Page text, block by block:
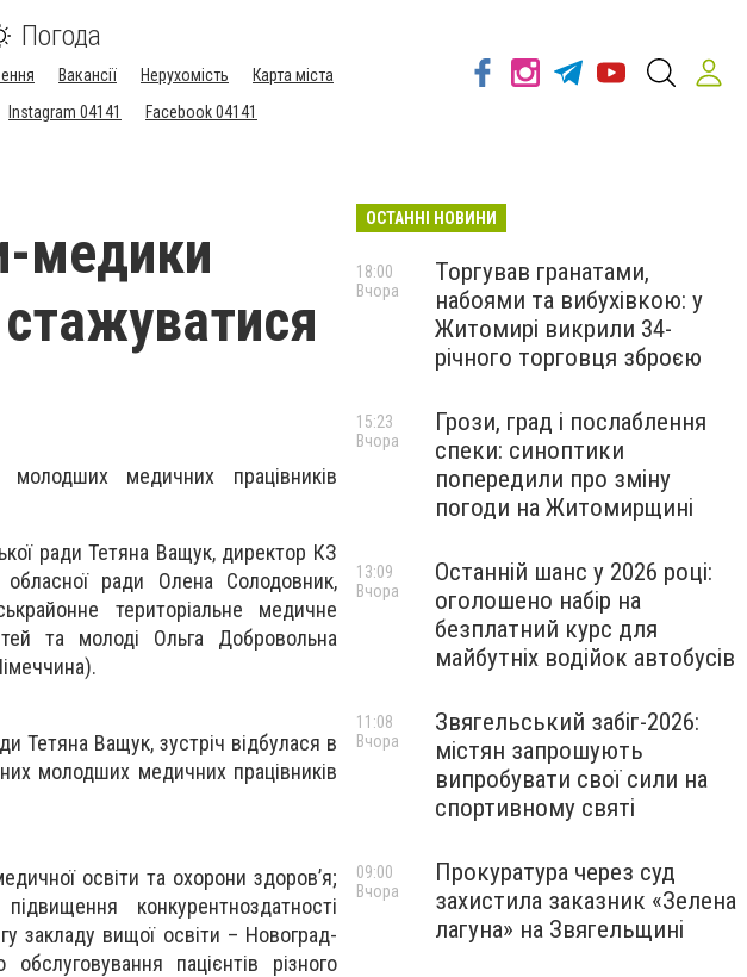
Погода
Вакансії Нерухомість
Карта міста
Instagram 04141 Facebook 04141
медики
молодших медичних працівників
ради Тетяна Ващук, директор КЗ
ради Олена Солодовник,
територіальне медичне
та молоді Ольга Добровольна
Тетяна Ващук, зустріч відбулася в
молодших медичних працівників
освіти та охорони здоров’я;
конкурентноздатності
закладу вищої освіти – Новоград-
пацієнтів різного
ОСТАННІ НОВИНИ
Торгував гранатами,
набоями та вибухівкою: у
Житомирі викрили 34-
річного торговця зброєю
18:00
Вчора
Грози, град і послаблення
спеки: синоптики
попередили про зміну
погоди на Житомирщині
15:23
Вчора
Останній шанс у 2026 році:
оголошено набір на
безплатний курс для
майбутніх водійок автобусів
13:09
Вчора
Звягельський забіг-2026:
містян запрошують
випробувати свої сили на
спортивному святі
11:08
Вчора
Прокуратура через суд
захистила заказник «Зелена
лагуна» на Звягельщині
09:00
Вчора